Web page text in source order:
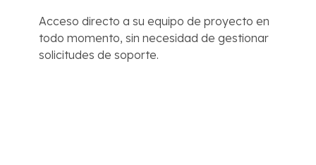
Acceso directo a su equipo de proyecto en
todo momento, sin necesidad de gestionar
solicitudes de soporte.